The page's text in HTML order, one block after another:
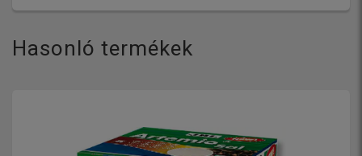
Hasonló termékek